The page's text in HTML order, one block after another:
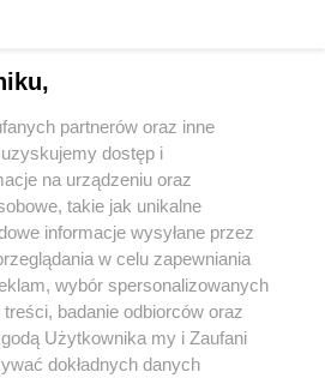
Instagram Youtube
partnerów oraz inne
dostęp i
na urządzeniu oraz
takie jak unikalne
informacje wysyłane przez
w celu zapewniania
wybór spersonalizowanych
badanie odbiorców oraz
Użytkownika my i Zaufani
dokładnych danych